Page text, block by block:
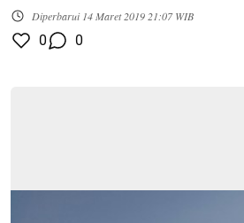
Diperbarui 14 Maret 2019 21:07 WIB
0 0